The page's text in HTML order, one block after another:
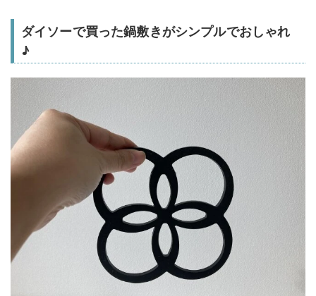
ダイソーで買った鍋敷きがシンプルでおしゃれ
♪